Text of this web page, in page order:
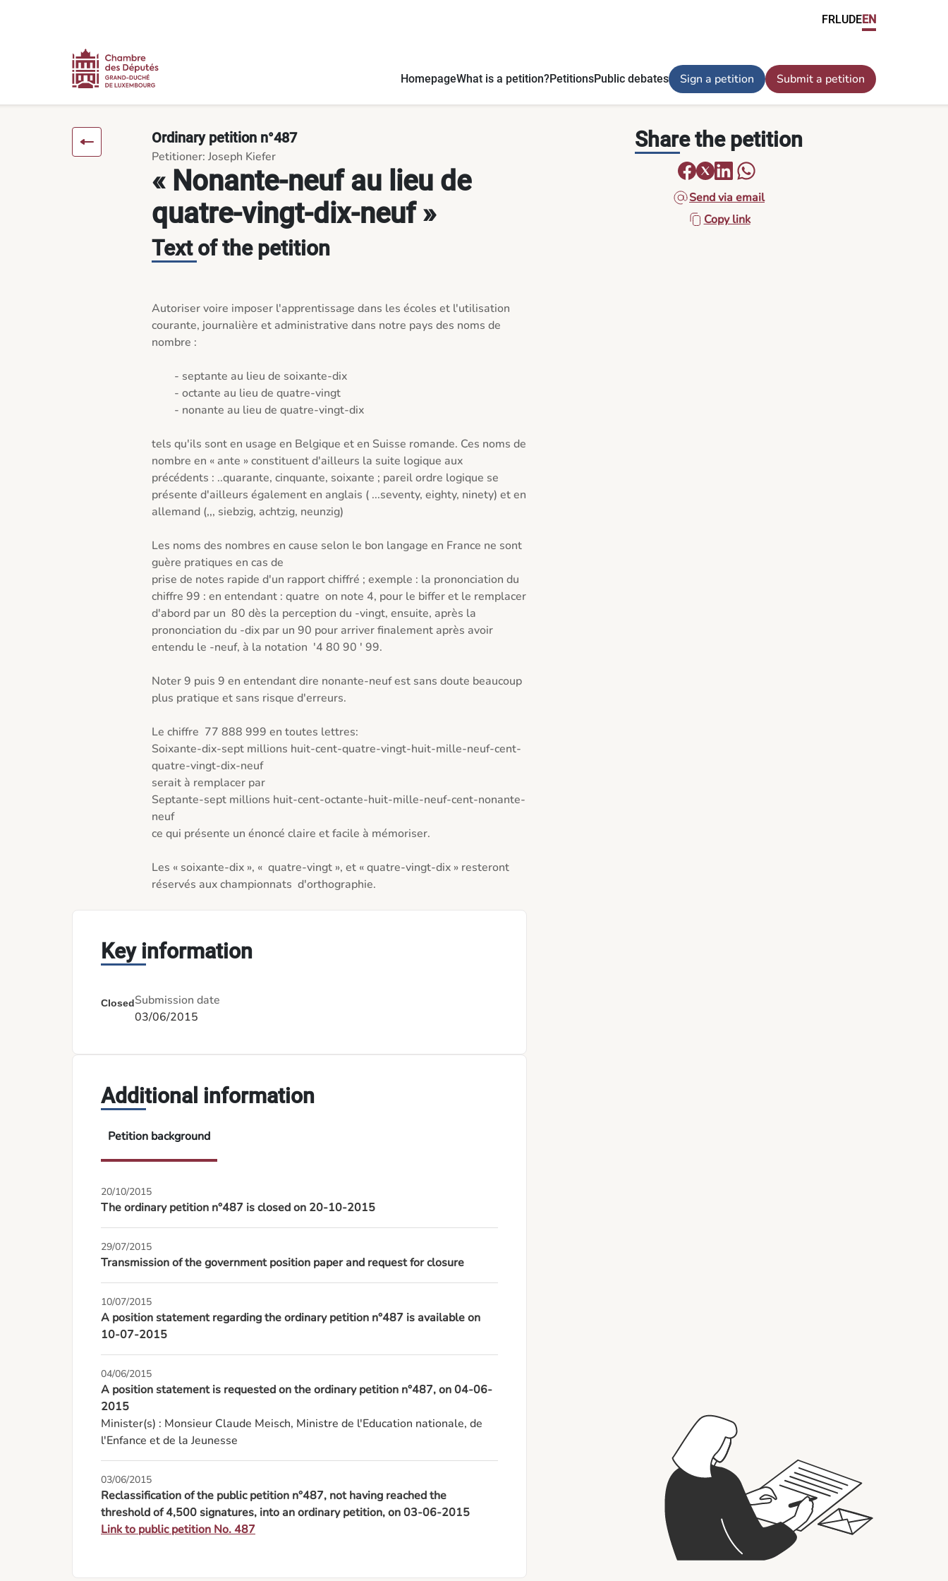
FRLUDEEN
HomepageWhat is a petition?PetitionsPublic debates Sign a petition Submit a petition
« Nonante-neuf au lieu de
quatre-vingt-dix-neuf »
Ordinary petition n°487
Petitioner: Joseph Kiefer
Text of the petition
Autoriser voire imposer l'apprentissage dans les écoles et l'utilisation
courante, journalière et administrative dans notre pays des noms de
nombre :
tels qu'ils sont en usage en Belgique et en Suisse romande. Ces noms de
nombre en « ante » constituent d'ailleurs la suite logique aux
précédents : ..quarante, cinquante, soixante ; pareil ordre logique se
présente d'ailleurs également en anglais ( ...seventy, eighty, ninety) et en
allemand (,,, siebzig, achtzig, neunzig)
Les noms des nombres en cause selon le bon langage en France ne sont
guère pratiques en cas de
prise de notes rapide d'un rapport chiffré ; exemple : la prononciation du
chiffre 99 : en entendant : quatre  on note 4, pour le biffer et le remplacer
d'abord par un  80 dès la perception du -vingt, ensuite, après la
prononciation du -dix par un 90 pour arriver finalement après avoir
entendu le -neuf, à la notation  '4 80 90 ' 99.
Noter 9 puis 9 en entendant dire nonante-neuf est sans doute beaucoup
plus pratique et sans risque d'erreurs.
Le chiffre  77 888 999 en toutes lettres:
Soixante-dix-sept millions huit-cent-quatre-vingt-huit-mille-neuf-cent-
quatre-vingt-dix-neuf
serait à remplacer par
Septante-sept millions huit-cent-octante-huit-mille-neuf-cent-nonante-
neuf
ce qui présente un énoncé claire et facile à mémoriser.
Les « soixante-dix », «  quatre-vingt », et « quatre-vingt-dix » resteront
réservés aux championnats  d'orthographie.
Key information
ClosedSubmission date
03/06/2015
Additional information
Petition background
20/10/2015
The ordinary petition n°487 is closed on 20-10-2015
29/07/2015
Transmission of the government position paper and request for closure
10/07/2015
A position statement regarding the ordinary petition n°487 is available on
10-07-2015
04/06/2015
A position statement is requested on the ordinary petition n°487, on 04-06-
2015
Minister(s) : Monsieur Claude Meisch, Ministre de l'Education nationale, de
l'Enfance et de la Jeunesse
03/06/2015
Reclassification of the public petition n°487, not having reached the
threshold of 4,500 signatures, into an ordinary petition, on 03-06-2015
Link to public petition No. 487
Share the petition
Send via email
Copy link